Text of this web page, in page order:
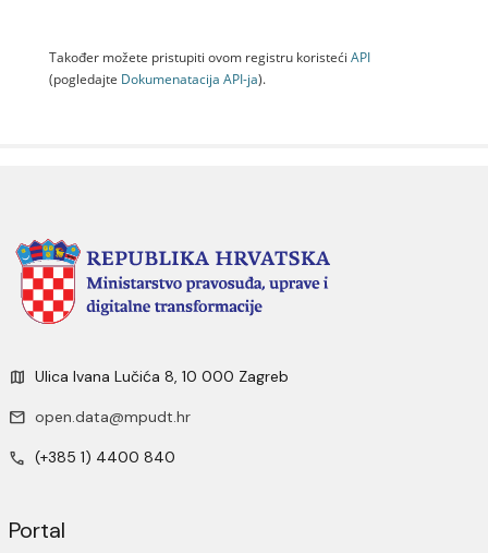
Također možete pristupiti ovom registru koristeći API
(pogledajte Dokumenаtаcijа API-jа).